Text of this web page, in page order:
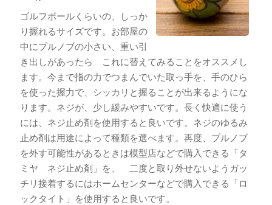
ゴルフボールくらいの、しっか
り握れるサイズです。お部屋の
中にプルノブの小さい、重い引
き出しがあったら これに替えてみることをオススメし
ます。今まで指の力でつまんでいた取っ手を、手のひら
を使った握力で、シッカリと握ることが出来るようにな
ります。ネジが、少し緩みやすいです。長く快適に使う
には、ネジ止め剤を使用すると良いです。ネジのゆるみ
止め剤は用途によって種類を選べます。再度、プルノブ
を外す可能性があるときは模型店などで購入できる「タ
ミヤ ネジ止め剤」を、 二度と取り外せないようガッ
チリ接着するにはホームセンターなどで購入できる「ロ
ックタイト」を使用すると良いです。